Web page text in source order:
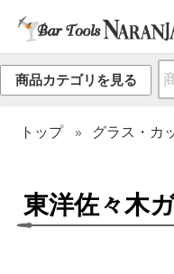
商品カテゴリを見る
トップ グラス・カ
東洋佐々木